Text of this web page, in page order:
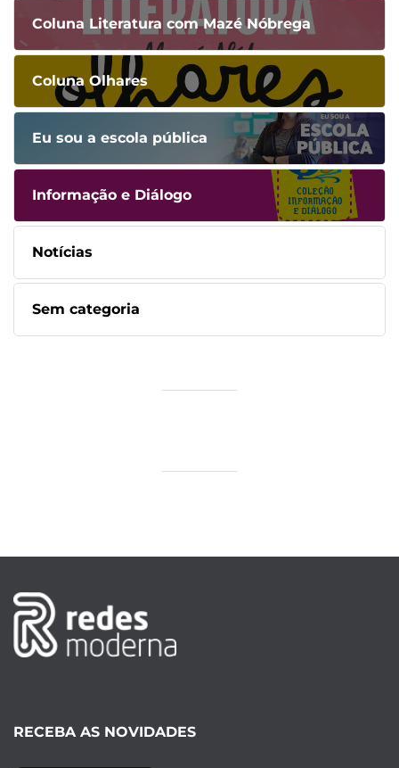
Coluna Literatura com Mazé Nóbrega
Coluna Olhares
Eu sou a escola pública
Informação e Diálogo
Notícias
Sem categoria
RECEBA AS NOVIDADES